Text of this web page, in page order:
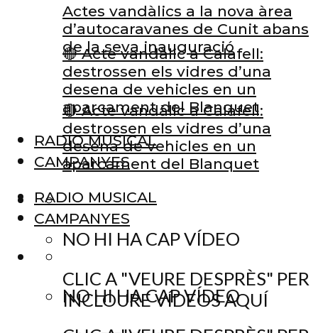
🔴 Acte vandàlic a Calafell:
destrossen els vidres d’una
desena de vehicles en un
aparcament del Blanquet
RADIO MUSICAL
CAMPANYES
NO HI HA CAP VÍDEO
CLIC A "VEURE DESPRÈS" PER
INCLOURE VÍDEOS AQUÍ
Actes vandàlics a la nova àrea
d’autocaravanes de Cunit abans
de la seva inauguració
🔴 Acte vandàlic a Calafell:
destrossen els vidres d’una
desena de vehicles en un
aparcament del Blanquet
RADIO MUSICAL
CAMPANYES
NO HI HA CAP VÍDEO